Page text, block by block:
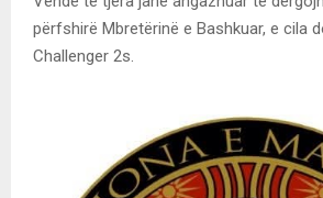
përfshirë Mbretërinë e Bashkuar, e cila
Challenger 2s.